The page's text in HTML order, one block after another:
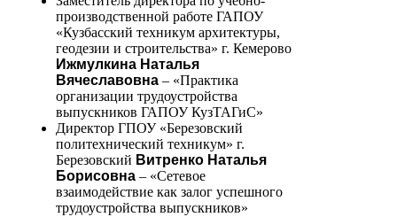
производственной работе ГАПОУ
«Кузбасский техникум архитектуры,
геодезии и строительства» г. Кемерово
Ижмулкина Наталья
Вячеславовна – «Практика
организации трудоустройства
выпускников ГАПОУ КузТАГиС»
Директор ГПОУ «Березовский
политехнический техникум» г.
Березовский Витренко Наталья
Борисовна – «Сетевое
взаимодействие как залог успешного
трудоустройства выпускников»